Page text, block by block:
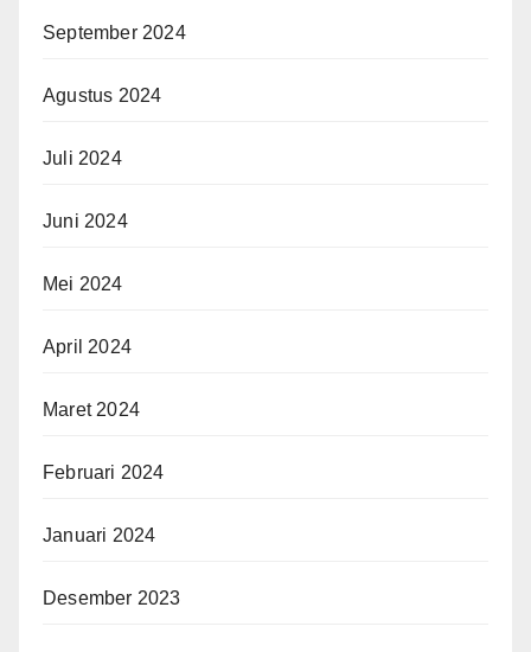
September 2024
Agustus 2024
Juli 2024
Juni 2024
Mei 2024
April 2024
Maret 2024
Februari 2024
Januari 2024
Desember 2023